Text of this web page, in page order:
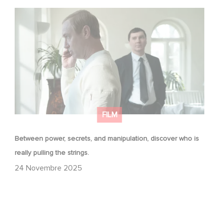
FILM
Between power, secrets, and manipulation, discover who is
really pulling the strings.
24 Novembre 2025
Between power, secrets, and manipulation, discover
who is really pulling the strings.